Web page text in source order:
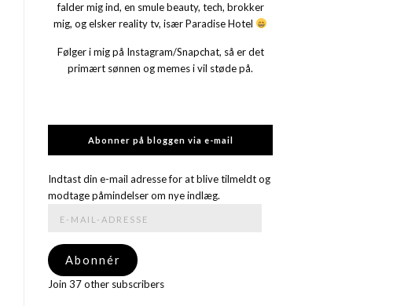
falder mig ind, en smule beauty, tech, brokker
mig, og elsker reality tv, især Paradise Hotel
Følger i mig på Instagram/Snapchat, så er det
primært sønnen og memes i vil støde på.
Abonner på bloggen via e-mail
Indtast din e-mail adresse for at blive tilmeldt og
modtage påmindelser om nye indlæg.
adresse
Abonnér
Join 37 other subscribers